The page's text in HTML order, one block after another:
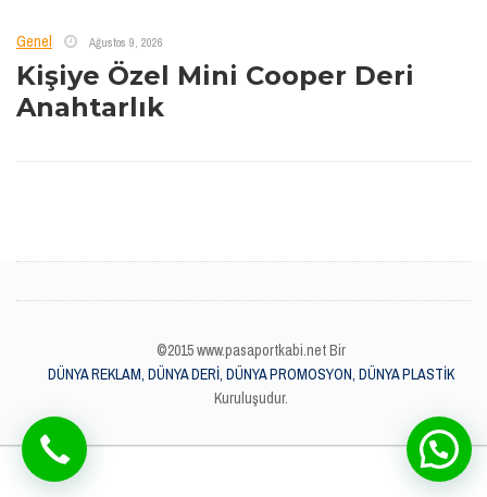
Genel Ağustos 9, 2026
Kişiye Özel Mini Cooper Deri
Anahtarlık
©2015 www.pasaportkabi.net Bir
DÜNYA REKLAM, DÜNYA DERİ, DÜNYA PROMOSYON, DÜNYA PLASTİK
Kuruluşudur.